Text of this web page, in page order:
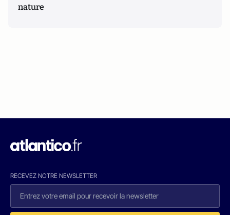
nature
RECEVEZ NOTRE NEWSLETTER